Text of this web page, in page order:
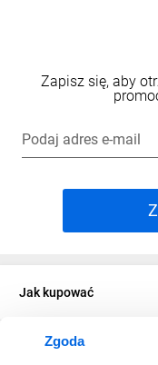
Zgoda
Zapisz się, aby
Podaj adres e-mail
Jak kupować
O firmie